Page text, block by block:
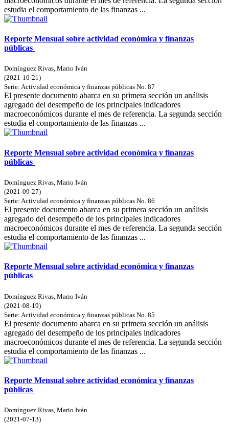
estudia el comportamiento de las finanzas ...
Reporte Mensual sobre actividad económica y finanzas
públicas
Domínguez Rivas, Mario Iván
(2021-10-21)
Serie: Actividad económica y finanzas públicas No. 87
El presente documento abarca en su primera sección un análisis
agregado del desempeño de los principales indicadores
macroeconómicos durante el mes de referencia. La segunda sección
estudia el comportamiento de las finanzas ...
Reporte Mensual sobre actividad económica y finanzas
públicas
Domínguez Rivas, Mario Iván
(2021-09-27)
Serie: Actividad económica y finanzas públicas No. 86
El presente documento abarca en su primera sección un análisis
agregado del desempeño de los principales indicadores
macroeconómicos durante el mes de referencia. La segunda sección
estudia el comportamiento de las finanzas ...
Reporte Mensual sobre actividad económica y finanzas
públicas
Domínguez Rivas, Mario Iván
(2021-08-19)
Serie: Actividad económica y finanzas públicas No. 85
El presente documento abarca en su primera sección un análisis
agregado del desempeño de los principales indicadores
macroeconómicos durante el mes de referencia. La segunda sección
estudia el comportamiento de las finanzas ...
Reporte Mensual sobre actividad económica y finanzas
públicas
Domínguez Rivas, Mario Iván
(2021-07-13)